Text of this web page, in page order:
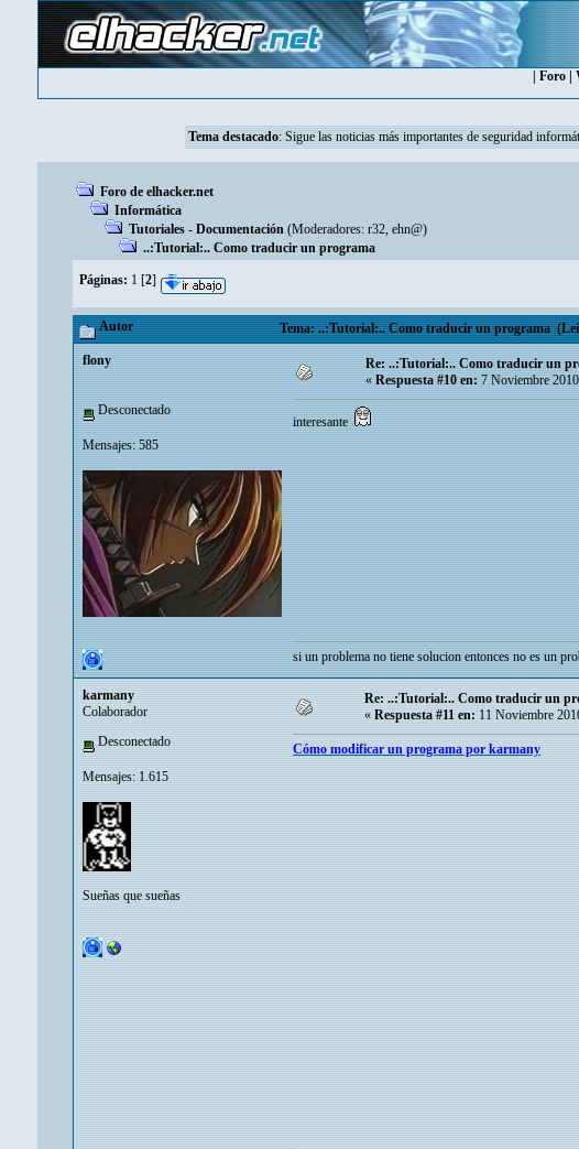
Foro|
Tema destacado: Sigue las noticias más importantes de seguridad
Foro de elhacker.net
Informática
Tutoriales - Documentación (Moderadores: r32, ehn@)
..:Tutorial:.. Como traducir un programa
Páginas: 1 [2]
Autor Tema: ..:Tutorial:.. Como traducir un programa
flony
Desconectado
Mensajes: 585
Re: ..:Tutorial:.. Como traducir un
«Respuesta #10 en:7 Noviembre
interesante
si un problema no tiene solucion entonces no es un
karmany
Colaborador
Desconectado
Mensajes: 1.615
Sueñas que sueñas
Re: ..:Tutorial:.. Como traducir un
« Respuesta #11 en: 11 Noviembre
Cómo modificar un programa por karmany